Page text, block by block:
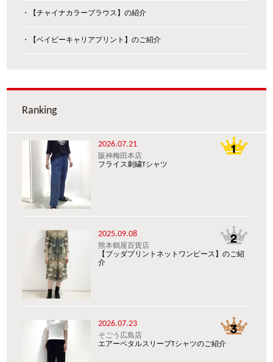
・【チャイナカラーブラウス】の紹介
・【ベイビーキャリアプリント】のご紹介
Ranking
2026.07.21
阪神梅田本店
フライス刺繍Tシャツ
2025.09.08
熊本鶴屋百貨店
【ブッダプリントネットワンピース】のご紹
介
2026.07.23
そごう広島店
エアーペタルスリーブTシャツのご紹介